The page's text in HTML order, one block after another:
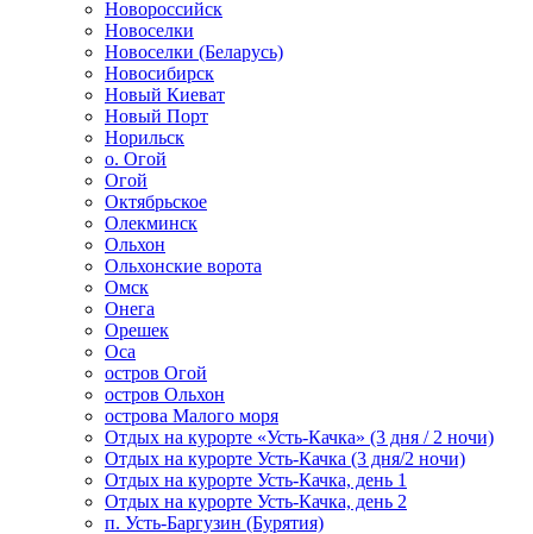
Новороссийск
Новоселки
Новоселки (Беларусь)
Новосибирск
Новый Киеват
Новый Порт
Норильск
о. Огой
Огой
Октябрьское
Олекминск
Ольхон
Ольхонские ворота
Омск
Онега
Орешек
Оса
остров Огой
остров Ольхон
острова Малого моря
Отдых на курорте «Усть-Качка» (3 дня / 2 ночи)
Отдых на курорте Усть-Качка (3 дня/2 ночи)
Отдых на курорте Усть-Качка, день 1
Отдых на курорте Усть-Качка, день 2
п. Усть-Баргузин (Бурятия)